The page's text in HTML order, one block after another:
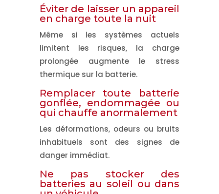
Éviter de laisser un appareil
en charge toute la nuit
Même si les systèmes actuels
limitent les risques, la charge
prolongée augmente le stress
thermiquesur la batterie.
Remplacer toute batterie
gonflée, endommagée ou
qui chauffe anormalement
Les déformations, odeurs ou bruits
inhabituels sont des signes de
danger immédiat.
Ne pas stocker des
batteries au soleil ou dans